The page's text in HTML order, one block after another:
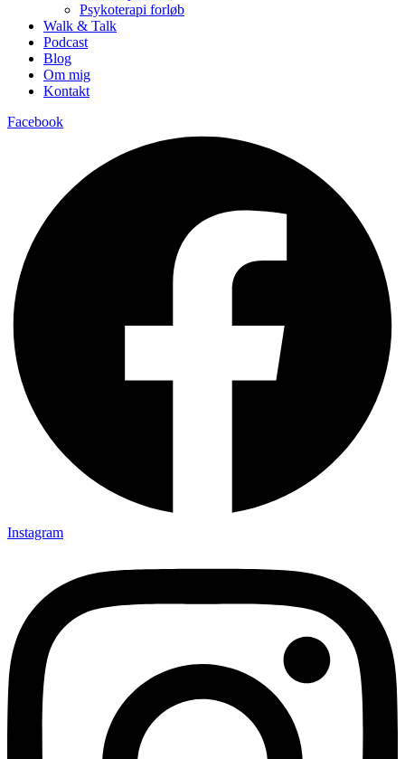
Psykoterapi forløb
Walk & Talk
Podcast
Blog
Om mig
Kontakt
Facebook
Instagram